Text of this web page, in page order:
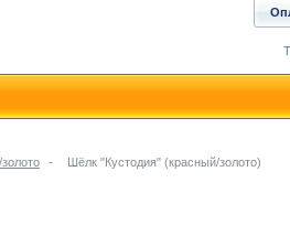
- Шёлк "Кустодия" (красный/золото)